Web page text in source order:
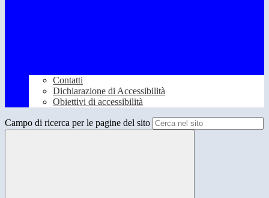
Contatti
Dichiarazione di Accessibilità
Obiettivi di accessibilità
Campo di ricerca per le pagine del sito